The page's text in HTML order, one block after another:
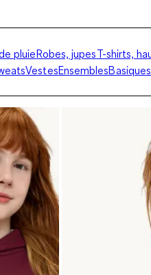
pluieRobes, jupesT-shirts,
VestesEnsemblesBasiques